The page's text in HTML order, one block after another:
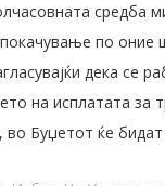
средба
по оние
дека се
на исплатата за
Буџетот ќе